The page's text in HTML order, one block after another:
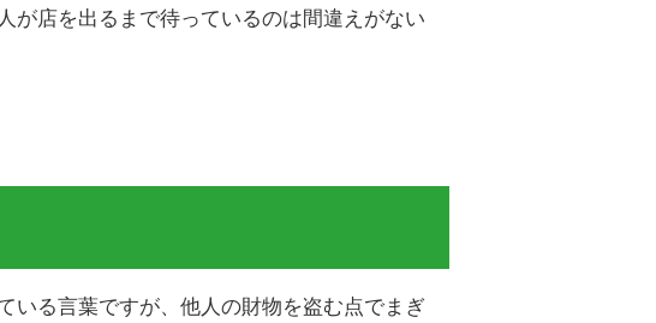
が店を出るまで待っているのは間違えがない
いる言葉ですが、他人の財物を盗む点でまぎ